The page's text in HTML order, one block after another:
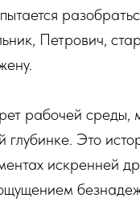
Петрович,
рабочей среды,
Это
искренней